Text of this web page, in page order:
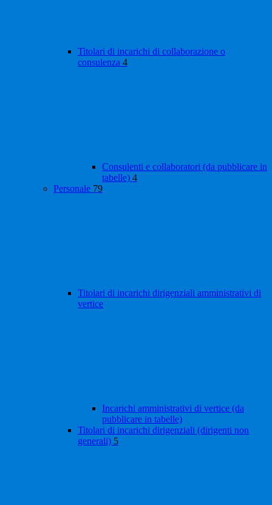
Titolari di incarichi di collaborazione o
consulenza 4
Consulenti e collaboratori (da pubblicare in
tabelle) 4
Personale 79
Titolari di incarichi dirigenziali amministrativi di
vertice
Incarichi amministrativi di vertice (da
pubblicare in tabelle)
Titolari di incarichi dirigenziali (dirigenti non
generali) 5